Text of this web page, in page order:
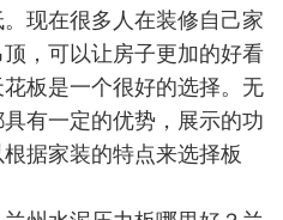
现在很多人在装修自己家
，可以让房子更加的好看
板是一个很好的选择。无
有一定的优势，展示的功
据家装的特点来选择板